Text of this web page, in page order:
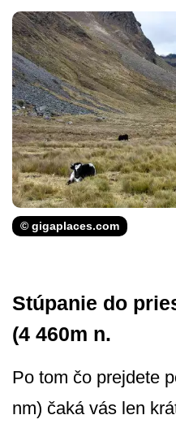
© gigaplaces.com
Stúpanie do
(4 460m n.
Po tom čo prejdete
nm) čaká vás len